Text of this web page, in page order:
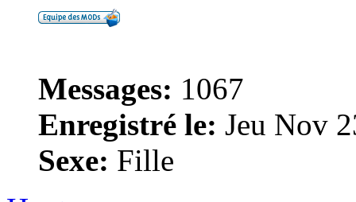
Messages: 1067
Enregistré le: Jeu Nov
Sexe: Fille